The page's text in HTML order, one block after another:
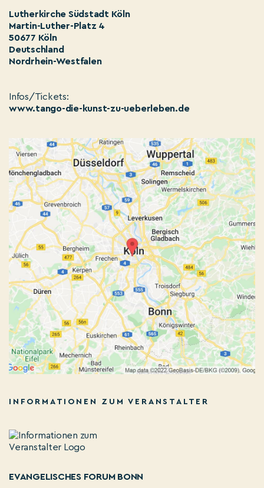
Lutherkirche Südstadt Köln
Martin-Luther-Platz 4
50677 Köln
Deutschland
Nordrhein-Westfalen
Infos/Tickets:
www.tango-die-kunst-zu-ueberleben.de
INFORMATIONEN ZUM VERANSTALTER
EVANGELISCHES FORUM BONN